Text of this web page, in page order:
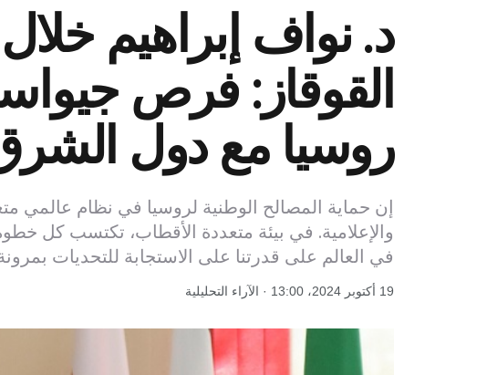
د. نواف إبراهيم
القوقاز: فرص
روسيا مع دول الشرق
إن حماية المصالح الوطنية لروسيا في نظام عالمي
والإعلامية. في بيئة متعددة الأقطاب، تكتسب كل
في العالم على قدرتنا على الاستجابة للتحديات
19 أكتوبر 2024، 13:00 · الآراء التحليلية